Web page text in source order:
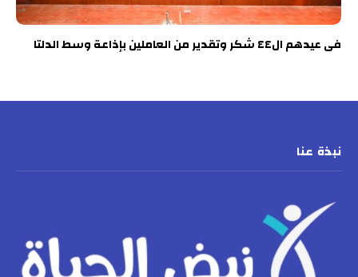
فى عيدهم ال٤٤ شكر وتقدير من العاملين بإذاعة وسط الدلتا
نبذة عنا